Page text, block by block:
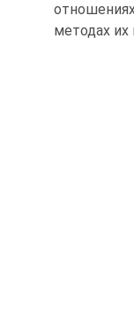
методах их